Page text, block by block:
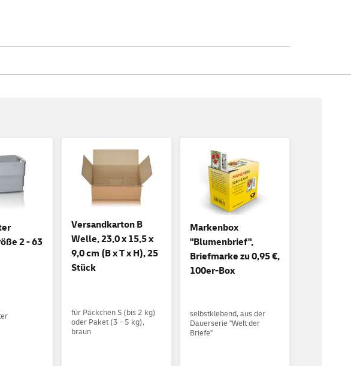
2 - 63
Versandkarton B
Welle, 23,0 x 15,5 x
9,0 cm (B x T x H), 25
Stück
für Päckchen S (bis 2 kg)
oder Paket (3 - 5 kg),
braun
Markenbox
"Blumenbrief",
Briefmarke zu 0,95 €,
100er-Box
selbstklebend, aus der
Dauerserie "Welt der
Briefe"